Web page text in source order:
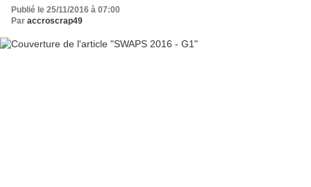
Publié le 25/11/2016 à 07:00
Par accroscrap49